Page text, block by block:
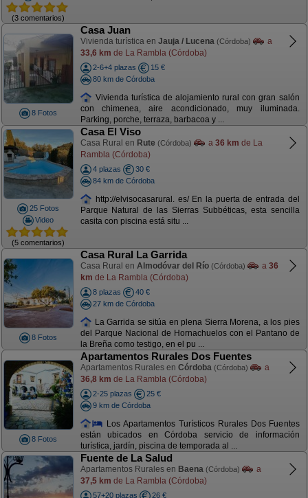
(3 comentarios)
8 Fotos
Casa Juan
Vivienda turística en Jauja / Lucena (Córdoba)
a
33,6 km de La Rambla (Córdoba)
2-6+4 plazas
15 €
80 km de Córdoba
Vivienda turística de alojamiento rural con gran salón
con chimenea, aire acondicionado, muy iluminada.
Parking, porche, terraza, barbacoa y ...
25 Fotos
Video
(5 comentarios)
Casa El Viso
Casa Rural en Rute (Córdoba) a 36 km de La
Rambla (Córdoba)
4 plazas
30 €
84 km de Córdoba
http://elvisocasarural. es/ En la puerta de entrada del
Parque Natural de las Sierras Subbéticas, esta sencilla
casita con piscina está situ ...
8 Fotos
Casa Rural La Garrida
Casa Rural en Almodóvar del Río (Córdoba) a 36
km de La Rambla (Córdoba)
8 plazas
40 €
27 km de Córdoba
La Garrida se sitúa en plena Sierra Morena, a los pies
del Parque Nacional de Hornachuelos con el Pantano de
la Breña como testigo, en el pu ...
8 Fotos
Apartamentos Rurales Dos Fuentes
Apartamentos Rurales en Córdoba (Córdoba)
a
36,8 km de La Rambla (Córdoba)
2-25 plazas
25 €
9 km de Córdoba
Los Apartamentos Turísticos Rurales Dos Fuentes
están ubicados en Córdoba servicio de información
turística, jardín, piscina de temporada al ...
Fuente de La Salud
Apartamentos Rurales en Baena (Córdoba)
a
37,5 km de La Rambla (Córdoba)
57+20 plazas 26 €